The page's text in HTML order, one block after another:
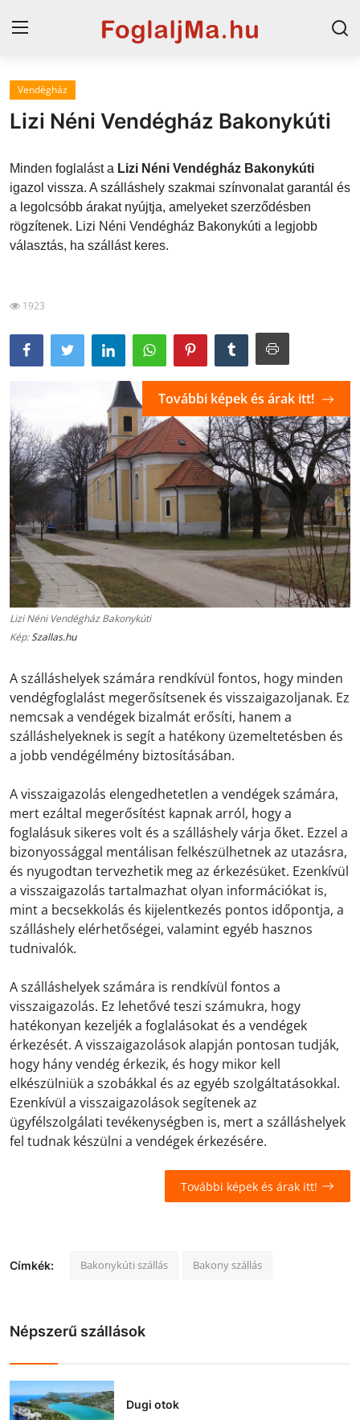
Horvát tengerpart
Horvátország
Szállások a Balatonon
Blog
Vendégház
Lizi Néni Vendégház Bakonykúti
Minden foglalást a Lizi Néni Vendégház Bakonykúti
igazol vissza. A szálláshely szakmai színvonalat garantál és
a legolcsóbb árakat nyújtja, amelyeket szerződésben
rögzítenek. Lizi Néni Vendégház Bakonykúti a legjobb
választás, ha szállást keres.
1923
Lizi Néni Vendégház Bakonykúti
Kép:Szallas.hu
További képek és árak itt!
A szálláshelyek számára rendkívül fontos, hogy minden
vendégfoglalást megerősítsenek és visszaigazoljanak. Ez
nemcsak a vendégek bizalmát erősíti, hanem a
szálláshelyeknek is segít a hatékony üzemeltetésben és
a jobb vendégélmény biztosításában.
A visszaigazolás elengedhetetlen a vendégek számára,
mert ezáltal megerősítést kapnak arról, hogy a
foglalásuk sikeres volt és a szálláshely várja őket. Ezzel a
bizonyossággal mentálisan felkészülhetnek az utazásra,
és nyugodtan tervezhetik meg az érkezésüket. Ezenkívül
a visszaigazolás tartalmazhat olyan információkat is,
mint a becsekkolás és kijelentkezés pontos időpontja, a
szálláshely elérhetőségei, valamint egyéb hasznos
tudnivalók.
A szálláshelyek számára is rendkívül fontos a
visszaigazolás. Ez lehetővé teszi számukra, hogy
hatékonyan kezeljék a foglalásokat és a vendégek
érkezését. A visszaigazolások alapján pontosan tudják,
hogy hány vendég érkezik, és hogy mikor kell
elkészülniük a szobákkal és az egyéb szolgáltatásokkal.
Ezenkívül a visszaigazolások segítenek az
ügyfélszolgálati tevékenységben is, mert a szálláshelyek
fel tudnak készülni a vendégek érkezésére.
További képek és árak itt!
Címkék: Bakonykúti szállás Bakony szállás
Népszerű szállások
Dugi otok